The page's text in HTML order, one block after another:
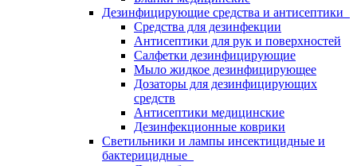
Дезинфицирующие средства и антисептики
Средства для дезинфекции
Антисептики для рук и поверхностей
Салфетки дезинфицирующие
Мыло жидкое дезинфицирующее
Дозаторы для дезинфицирующих
средств
Антисептики медицинские
Дезинфекционные коврики
Светильники и лампы инсектицидные и
бактерицидные